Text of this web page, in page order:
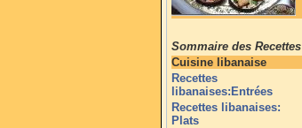
Sommaire des Recettes
Cuisine libanaise
Recettes
libanaises:Entrées
Recettes libanaises:
Plats